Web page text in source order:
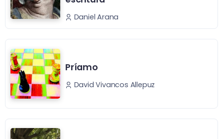
Daniel Arana
Príamo
David Vivancos Allepuz